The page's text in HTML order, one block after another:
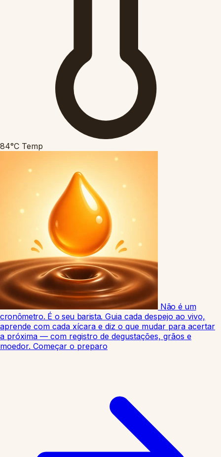
84°C Temp
Não é um
cronômetro. É o seu barista. Guia cada despejo ao vivo,
aprende com cada xícara e diz o que mudar para acertar
a próxima — com registro de degustações, grãos e
moedor. Começar o preparo